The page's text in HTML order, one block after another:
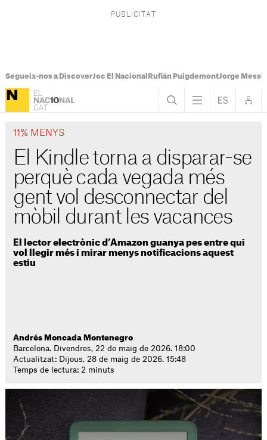
Segueix-nos a DiscoverJoc El Nacional Rufián PuigdemontJorge Messi
11% MENYS
El Kindle torna a disparar-se
perquè cada vegada més
gent vol desconnectar del
mòbil durant les vacances
El lector electrònic d’Amazon guanya pes entre qui
vol llegir més i mirar menys notificacions aquest
estiu
Andrés Moncada Montenegro
Barcelona. Divendres, 22 de maig de 2026. 18:00
Actualitzat: Dijous, 28 de maig de 2026. 15:48
Temps de lectura: 2 minuts